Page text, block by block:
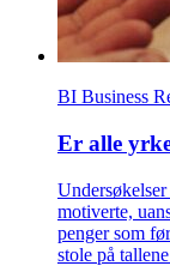
BI Business
Er alle
motiverte,
penger som
stole på